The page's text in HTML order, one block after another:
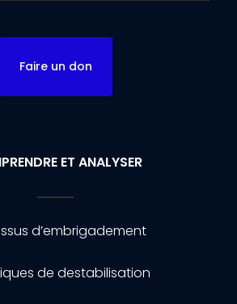
Faire un don
ET ANALYSER
d’embrigadement
de destabilisation